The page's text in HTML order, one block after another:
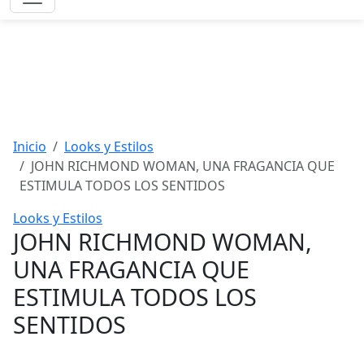
Menú
Inicio
Looks y Estilos
JOHN RICHMOND WOMAN, UNA FRAGANCIA QUE
ESTIMULA TODOS LOS SENTIDOS
Looks y Estilos
JOHN RICHMOND WOMAN,
UNA FRAGANCIA QUE
ESTIMULA TODOS LOS
SENTIDOS